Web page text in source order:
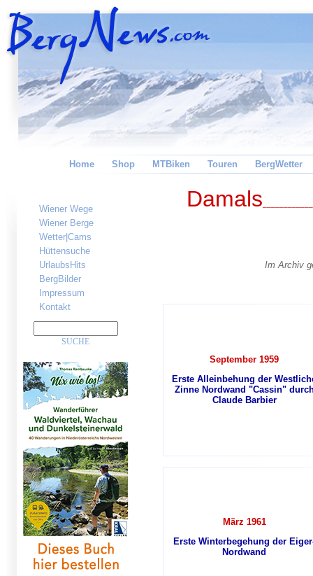
Home Shop MTBiken Touren BergWetter
Wiener Wege
Wiener Berge
Wetter|Cams
Hüttensuche
UrlaubsHits
BergBilder
Impressum
Kontakt
Damals
Im Archiv
September 1959
Erste Alleinbehung der
Zinne Nordwand "Cassin"
Claude Barbier
März 1961
Erste Winterbegehung der
Nordwand